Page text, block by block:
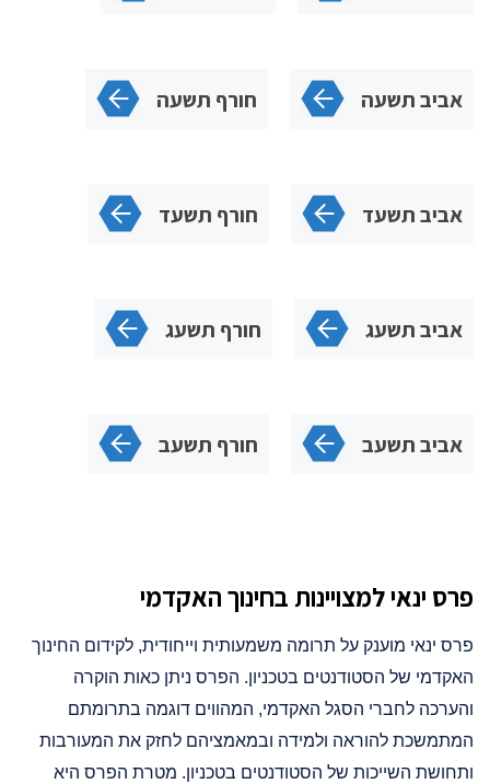
אביב תשעה חורף תשעה
אביב תשעד חורף תשעד
אביב תשעג חורף תשעג
אביב תשעב חורף תשעב
פרס ינאי למצויינות בחינוך האקדמי
פרס ינאי מוענק על תרומה משמעותית וייחודית, לקידום החינוך
האקדמי של הסטודנטים בטכניון. הפרס ניתן כאות הוקרה
והערכה לחברי הסגל האקדמי, המהווים דוגמה בתרומתם
המתמשכת להוראה ולמידה ובמאמציהם לחזק את המעורבות
ותחושת השייכות של הסטודנטים בטכניון. מטרת הפרס היא